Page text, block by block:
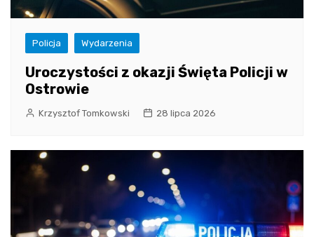
Policja Wydarzenia
Uroczystości z okazji Święta Policji w
Ostrowie
Krzysztof Tomkowski 28 lipca 2026